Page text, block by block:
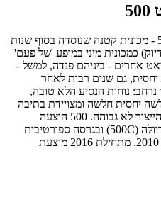
ב-2007 החזירה פיאט לחיים את 500 - מכונית קטנה שנוסדה בסוף שנות
יותר (בדיוק) כמכונית מיני במופע 'של פעם'
אחרים - ביניהם פנדה, למשל -
יחסית, גם שנים רבות לאחר
מערך היכולות של 500 אינו נרחב: נוחות הנסיע הלא טובה,
יחסית חלשה ומצויידת בתיבה
רובוטית חד-מצמדית איטית, איכות הייצור לא גבוהה. 500 הוצעה
בישראל מ-2008 גם במרכב חצי-קבריולה (500C) ובגרסה ספורטיבית
ששווקה תחת מותג אבארט מאמצע 2010. מתחילת 2016 מוצעת